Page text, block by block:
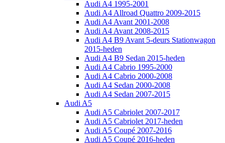
Audi A4 1995-2001
Audi A4 Allroad Quattro 2009-2015
Audi A4 Avant 2001-2008
Audi A4 Avant 2008-2015
Audi A4 B9 Avant 5-deurs Stationwagon
2015-heden
Audi A4 B9 Sedan 2015-heden
Audi A4 Cabrio 1995-2000
Audi A4 Cabrio 2000-2008
Audi A4 Sedan 2000-2008
Audi A4 Sedan 2007-2015
Audi A5
Audi A5 Cabriolet 2007-2017
Audi A5 Cabriolet 2017-heden
Audi A5 Coupé 2007-2016
Audi A5 Coupé 2016-heden